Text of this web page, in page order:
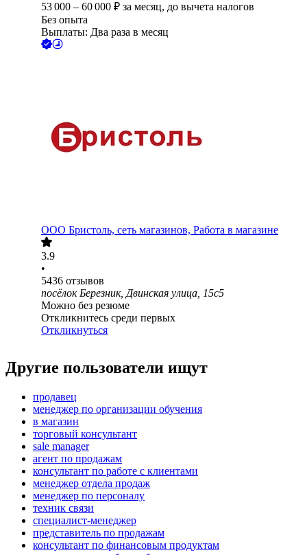
53 000 – 60 000 ₽ за месяц, до вычета налогов
Без опыта
Выплаты: Два раза в месяц
ООО Бристоль, сеть магазинов, Работа в магазине
3.9
•
5436 отзывов
посёлок Березник, Двинская улица, 15с5
Можно без резюме
Откликнитесь среди первых
Откликнуться
Другие пользователи ищут
продавец
менеджер по организации обучения
в магазин
торговый консультант
sale manager
агент по продажам
консультант по работе с клиентами
менеджер отдела продаж
менеджер по персоналу
техник связи
специалист-менеджер
представитель по продажам
консультант по финансовым продуктам